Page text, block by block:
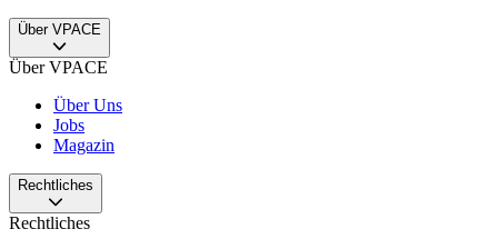
Über VPACE
Über VPACE
Über Uns
Jobs
Magazin
Rechtliches
Rechtliches